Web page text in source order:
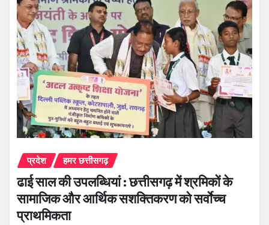
प्रदेश हमर छत्तीसगढ़
ढाई साल की उपलब्धियां : छत्तीसगढ़ में श्रमिकों के
सामाजिक और आर्थिक सशक्तिकरण को सर्वाेच्च
प्राथमिकता